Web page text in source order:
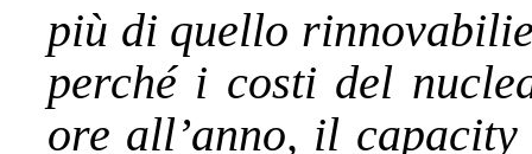
più di quello
perché i costi del
ore all’anno, il